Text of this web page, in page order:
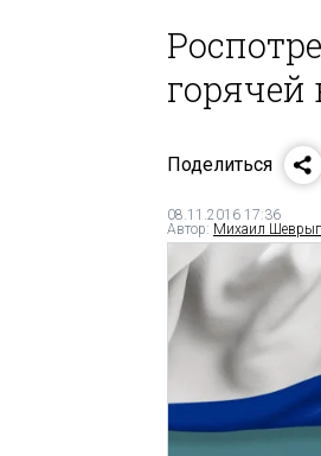
горячей
Поделиться
08.11.2016 17:36
Автор: Михаил